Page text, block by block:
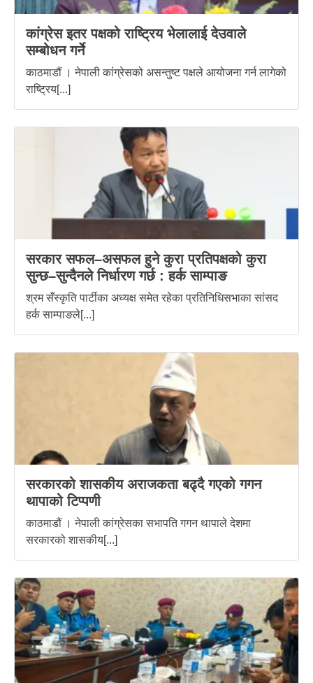
कांग्रेस इतर पक्षको राष्ट्रिय भेलालाई देउवाले
सम्बोधन गर्ने
काठमाडौं । नेपाली कांग्रेसको असन्तुष्ट पक्षले आयोजना गर्न लागेको
राष्ट्रिय[...]
सरकार सफल–असफल हुने कुरा प्रतिपक्षको कुरा
सुन्छ–सुन्दैनले निर्धारण गर्छ : हर्क साम्पाङ
श्रम सँस्कृति पार्टीका अध्यक्ष समेत रहेका प्रतिनिधिसभाका सांसद
हर्क साम्पाङले[...]
सरकारको शासकीय अराजकता बढ्दै गएको गगन
थापाको टिप्पणी
काठमाडौं । नेपाली कांग्रेसका सभापति गगन थापाले देशमा
सरकारको शासकीय[...]